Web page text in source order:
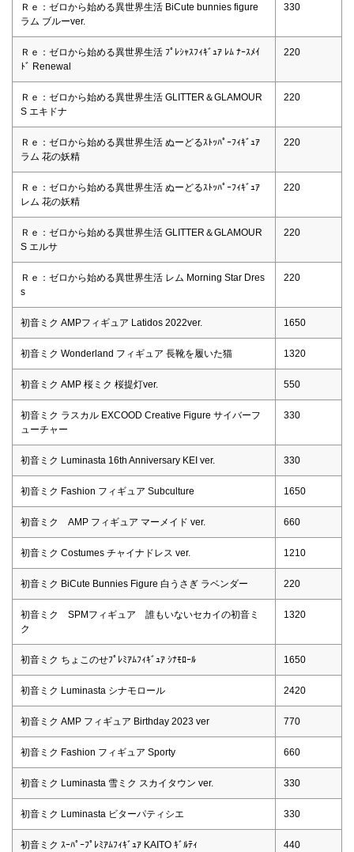
Ｒｅ：ゼロから始める異世界生活 BiCute bunnies figure
ラム ブルーver.
330
Ｒｅ：ゼロから始める異世界生活 ﾌﾟﾚｼｬｽﾌｨｷﾞｭｱ ﾚﾑ ﾅｰｽﾒｲ
ﾄﾞ Renewal
220
Ｒｅ：ゼロから始める異世界生活 GLITTER＆GLAMOUR
S エキドナ
220
Ｒｅ：ゼロから始める異世界生活 ぬーどるｽﾄｯﾊﾟｰﾌｨｷﾞｭｱ
ラム 花の妖精
220
Ｒｅ：ゼロから始める異世界生活 ぬーどるｽﾄｯﾊﾟｰﾌｨｷﾞｭｱ
レム 花の妖精
220
Ｒｅ：ゼロから始める異世界生活 GLITTER＆GLAMOUR
S エルサ
220
Ｒｅ：ゼロから始める異世界生活 レム Morning Star Dres
s
220
初音ミク AMPフィギュア Latidos 2022ver. 1650
初音ミク Wonderland フィギュア 長靴を履いた猫 1320
初音ミク AMP 桜ミク 桜提灯ver. 550
初音ミク ラスカル EXCOOD Creative Figure サイバーフ
ューチャー
330
初音ミク Luminasta 16th Anniversary KEI ver. 330
初音ミク Fashion フィギュア Subculture 1650
初音ミク AMP フィギュア マーメイド ver. 660
初音ミク Costumes チャイナドレス ver. 1210
初音ミク BiCute Bunnies Figure 白うさぎ ラベンダー 220
初音ミク SPMフィギュア 誰もいないセカイの初音ミ
ク
1320
初音ミク ちょこのせﾌﾟﾚﾐｱﾑﾌｨｷﾞｭｱ ｼﾅﾓﾛｰﾙ 1650
初音ミク Luminasta シナモロール 2420
初音ミク AMP フィギュア Birthday 2023 ver 770
初音ミク Fashion フィギュア Sporty 660
初音ミク Luminasta 雪ミク スカイタウン ver. 330
初音ミク Luminasta ビターパティシエ 330
初音ミク ｽｰﾊﾟｰﾌﾟﾚﾐｱﾑﾌｨｷﾞｭｱ KAITO ｷﾞﾙﾃｨ 440